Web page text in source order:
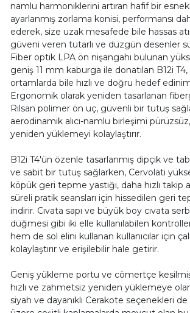
namlu harmoniklerini artıran hafif bir
ayarlanmış zorlama konisi, performansı
ederek, size uzak mesafede bile hassas
güveni veren tutarlı ve düzgün desenler
Fiber optik LPA ön nişangahı bulunan
geniş 11 mm kaburga ile donatılan B12i T4,
ortamlarda bile hızlı ve doğru hedef
Ergonomik olarak yeniden tasarlanan
Rilsan polimer ön uç, güvenli bir tutuş
aerodinamik alıcı-namlu birleşimi
yeniden yüklemeyi kolaylaştırır.
B12i T4'ün özenle tasarlanmış dipçik ve
ve sabit bir tutuş sağlarken, Cervolati
köpük geri tepme yastığı, daha hızlı takip
süreli pratik seansları için hissedilen geri
indirir. Cıvata sapı ve büyük boy cıvata
düğmesi gibi iki elle kullanılabilen
hem de sol elini kullanan kullanıcılar için
kolaylaştırır ve erişilebilir hale getirir.
Geniş yükleme portu ve cömertçe kesilmiş
hızlı ve zahmetsiz yeniden yüklemeye
siyah ve dayanıklı Cerakote seçenekleri